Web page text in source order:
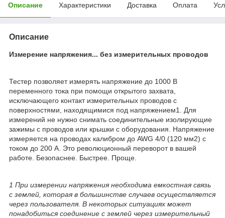
Описание Характеристики Доставка Оплата
Описание
Измерение напряжения... без измерительных проводов
Тестер позволяет измерять напряжение до 1000 В
переменного тока при помощи открытого захвата,
исключающего контакт измерительных проводов с
поверхностями, находящимися под напряжением1
. Для
измерений не нужно снимать соединительные изолирующие
зажимы с проводов или крышки с оборудования. Напряжение
измеряется на проводах калибром до AWG 4/0 (120 мм2) с
током до 200 А. Это революционный переворот в вашей
работе. Безопаснее. Быстрее. Проще.
1 При измерении напряжения необходима емкостная связь
с землей, которая в большинстве случаев осуществляется
через пользователя. В некоторых ситуациях может
понадобиться соединение с землей через измерительный